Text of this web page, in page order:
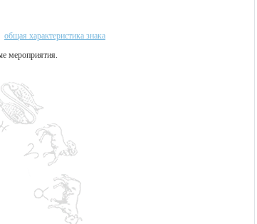
общая характеристика знака
мероприятия.